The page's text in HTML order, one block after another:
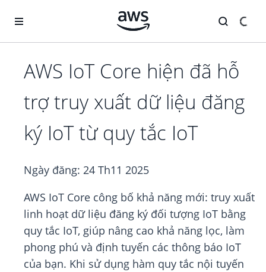
AWS IoT Core hiện đã hỗ
trợ truy xuất dữ liệu đăng
ký IoT từ quy tắc IoT
Ngày đăng: 24 Th11 2025
AWS IoT Core công bố khả năng mới: truy xuất
linh hoạt dữ liệu đăng ký đối tượng IoT bằng
quy tắc IoT, giúp nâng cao khả năng lọc, làm
phong phú và định tuyến các thông báo IoT
của bạn. Khi sử dụng hàm quy tắc nội tuyến